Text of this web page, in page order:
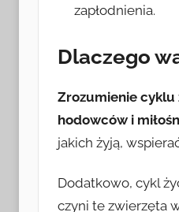
zapłodnienia.
Dlaczego
Zrozumienie cyklu
hodowców i
jakich żyją,
Dodatkowo, cykl
czyni te zwierzęta